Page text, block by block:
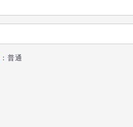
：普通